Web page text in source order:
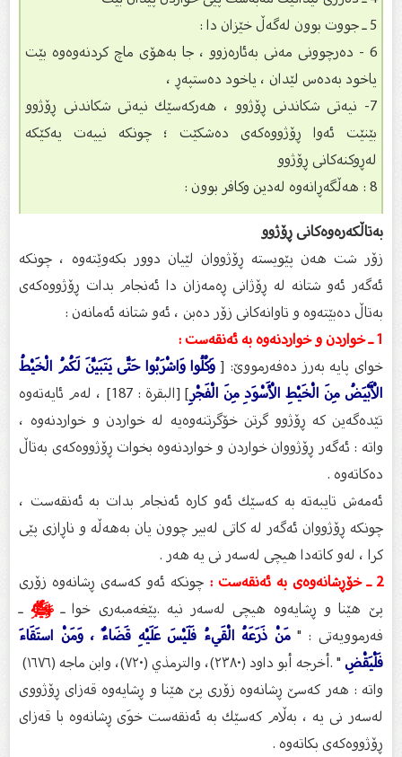
6 - ده‌رچوونی مه‌نی به‌ئاره‌زوو ، جا به‌هۆی ماچ كردنه‌وه‌وه‌ بێت
یاخود به‌ده‌س لێدان ، یاخود ده‌ستپه‌ڕ ،
7- نیه‌تی شكاندنی ڕۆژوو ، هه‌ركه‌سێك نیه‌تی شكاندنی ڕۆژوو
بێنێت ئه‌وا ڕۆژووه‌كه‌ی ده‌شكێت ؛ چونكه‌ نییه‌ت یه‌كێكه‌
له‌ڕوكنه‌كانی ڕۆژوو
بەتاڵكەرەوەكانی ڕۆژوو
زۆر شت هه‌ن پێویسته‌ ڕۆژووان لێیان دوور بكه‌وێته‌وه‌ ، چونكه‌
ئه‌گه‌ر ئه‌و شتانه‌ له‌ ڕۆژانى ڕه‌مه‌زان دا ئه‌نجام بدات ڕۆژووه‌كه‌ى
به‌تاڵ ده‌بێته‌وه‌ و تاوانه‌كانى زۆر ده‌بن ، ئه‌و شتانه‌ ئه‌مانه‌ن :
خواى پایه‌ به‌رز ده‌فه‌رمووێ: [وَكُلُوا وَاشْرَبُوا حَتَّى يَتَبَيَّنَ لَكُمُ الْخَيْطُ
الْأَبْيَضُ مِنَ الْخَيْطِ الْأَسْوَدِ مِنَ الْفَجْرِ
] [البقرة : 187] ، له‌م ئایه‌ته‌وه‌
تێده‌گه‌ین كه‌ ڕۆژوو گرتن خۆگرتنه‌وه‌یه‌ له‌ خواردن و خواردنه‌وه‌ ،
واته‌ : ئه‌گه‌ر ڕۆژووان خواردن و خواردنه‌وه‌ بخوات ڕۆژووه‌كه‌ى به‌تاڵ
ده‌كاته‌وه‌ .
ئه‌مه‌ش تایبه‌ته‌ به‌ كه‌سێك ئه‌و كاره‌ ئه‌نجام بدات به‌ ئه‌نقه‌ست ،
چونكه‌ ڕۆژووان ئه‌گه‌ر له‌ كاتى له‌بیر چوون یان به‌هه‌ڵه‌ و ناڕازى پێی
كرا ، له‌و كاته‌دا هیچی له‌سه‌ر نى یه‌ هه‌ر .
چونكه‌ ئه‌و كه‌سه‌ى ڕشانه‌وه‌ زۆرى
پێ هێنا و ڕشایه‌وه‌ هیچی له‌سه‌ر نیه‌ .پێغه‌مبه‌رى خوا ـ ﷺـ
فه‌رموویه‌تى : "مَنْ ذَرَعَهُ الْقَيءُ فَلَيْسَ عَلَيْهِ قَضَاءٌ ، وَمَنْ استَقَاءَ
فَلْيَقْضِ" .أخرجه أبو داود (٢٣٨٠)، والترمذي (٧٢٠)، وابن ماجه (١٦٧٦)
واته‌ : هه‌ر كه‌سێ ڕشانه‌وه‌ زۆرى پێ هێنا و ڕشایه‌وه‌ قه‌زاى ڕۆژووى
له‌سه‌ر نى یه‌ ، به‌ڵام كه‌سێك به‌ ئه‌نقه‌ست خوَى ڕشانه‌وه‌ با قه‌زاى
ڕۆژووه‌كه‌ى بكاته‌وه‌ .